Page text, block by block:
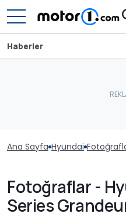
Haberler
Ana Sayfa Hyundai
Fotoğraflar -
Series